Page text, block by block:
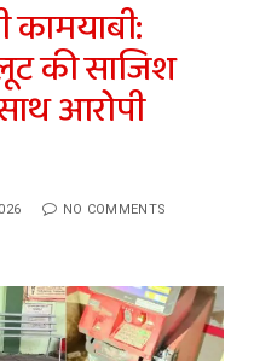
कामयाबी:
की साजिश
आरोपी
NO COMMENTS